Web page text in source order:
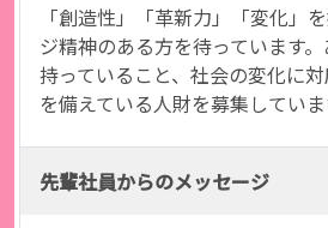
「創造性」「革新力」「変化」
ジ精神のある方を待っています
持っていること、社会の変化に
を備えている人財を募集していま
先輩社員からのメッセージ